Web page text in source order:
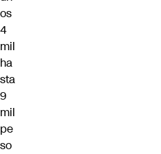
os
4
mil
ha
sta
9
mil
pe
so